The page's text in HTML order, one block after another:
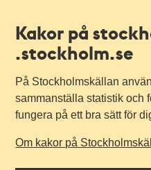
Kakor på
.stockholm.se
På Stockholmskällan
sammanställa statistik och
fungera på ett bra sätt för
Om kakor på